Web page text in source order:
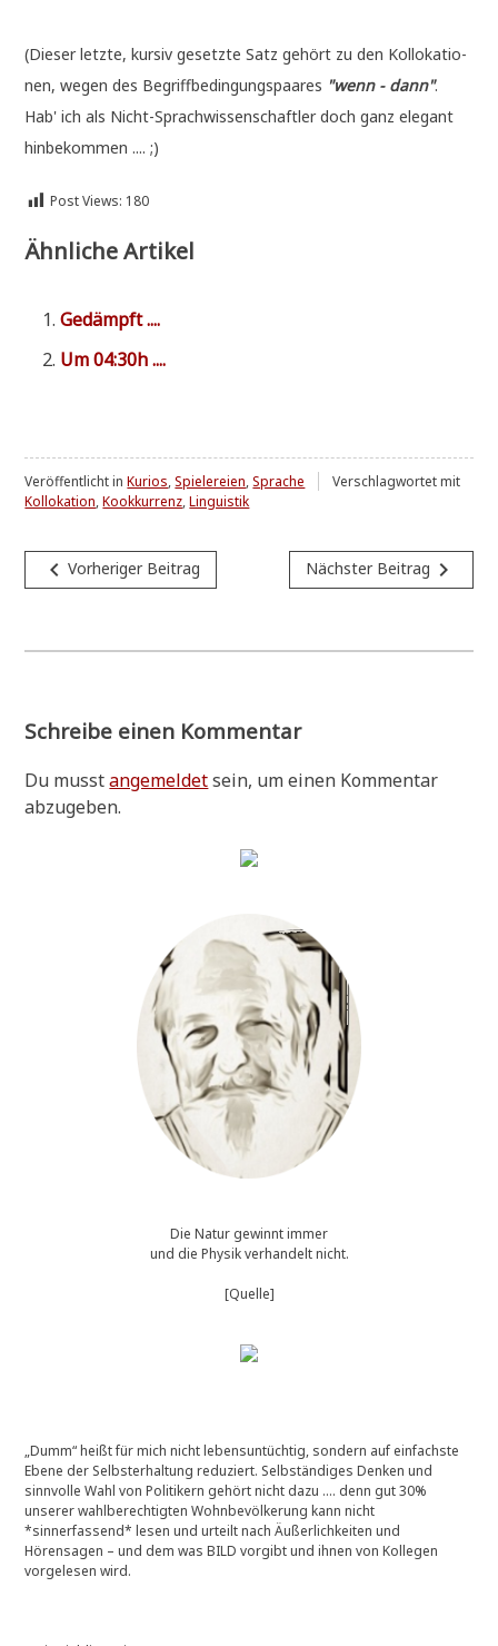
(Die­ser letz­te, kur­siv gesetz­te Satz gehört zu den Kol­lo­ka­tio­
nen, wegen des Begriff­be­din­gungs­paa­res "wenn - dann".
Hab' ich als Nicht-Sprach­wis­sen­schaft­ler doch ganz ele­gant
hinbekommen .... ;)
Post Views: 180
Ähnliche Artikel
Gedämpft ....
Um 04:30h ....
Veröffentlicht inKurios,Spielereien,Sprache
Verschlagwortet mit
Kollokation,Kookkurrenz,Linguistik
Beitragsnavigation
navigate_beforeVorheriger Beitrag Nächster Beitrag navigate_next
Schreibe einen Kommentar
Du musstangemeldetsein, um einen Kommentar
abzugeben.
Die Natur gewinnt immer
und die Physik verhandelt nicht.
[Quelle]
„Dumm“ heißt für mich nicht lebensuntüchtig, sondern auf einfachste
Ebene der Selbsterhaltung reduziert. Selbständiges Denken und
sinnvolle Wahl von Politikern gehört nicht dazu …. denn gut 30%
unserer wahlberechtigten Wohnbevölkerung kann nicht
*sinnerfassend* lesen und urteilt nach Äußerlichkeiten und
Hörensagen – und dem was BILD vorgibt und ihnen von Kollegen
vorgelesen wird.